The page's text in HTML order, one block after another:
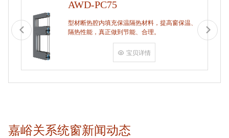
AWD-PC75
型材断热腔内填充保温隔热材料，提高窗保温、
隔热性能，真正做到节能、合理。
宝贝详情
嘉峪关系统窗新闻动态